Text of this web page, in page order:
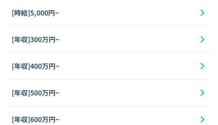
[時給]5,000円~
[年収]300万円~
[年収]400万円~
[年収]500万円~
[年収]600万円~